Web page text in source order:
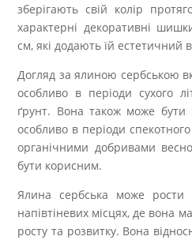
зберігають свій колір
характерні декоративні
см, які додають їй естетичний
Догляд за ялиною сербською
особливо в періоди сухого
ґрунт. Вона також може бути
особливо в періоди
органічними добривами
бути корисним.
Ялина сербська може
напівтіневих місцях, де вона
росту та розвитку. Вона